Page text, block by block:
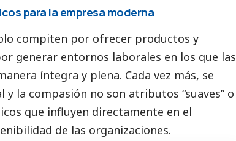
para la empresa moderna
compiten por ofrecer productos y
generar entornos laborales en los que las
íntegra y plena. Cada vez más, se
la compasión no son atributos “suaves” o
que influyen directamente en el
de las organizaciones.